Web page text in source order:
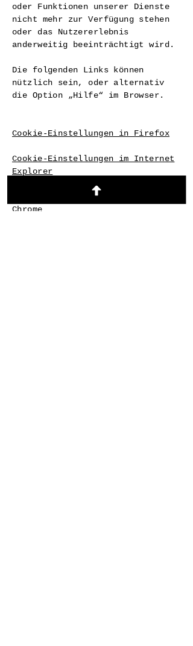
oder Funktionen unserer Dienste
nicht mehr zur Verfügung stehen
oder das Nutzererlebnis
anderweitig beeinträchtigt wird.
Die folgenden Links können
nützlich sein, oder alternativ
die Option „Hilfe“ im Browser.
Cookie-Einstellungen in Firefox
Cookie-Einstellungen im Internet
Explorer
Cookie-Einstellungen in Google
Chrome